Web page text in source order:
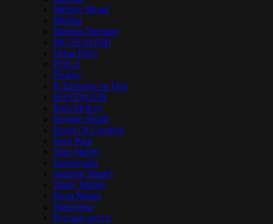
Mellow Mood
Mishka
Morgan Heritage
MUZZAFARI
Omar Perry
POGA
Protoje
R.Esistence in Dub
RASTAGOR
Real McKoy
Reggae World
Roots Of Creation
Sean Paul
Skip Marley
Spectacular
Stephen Marley
Ziggy Marley
Коля Маню
Марлины
Русское регги